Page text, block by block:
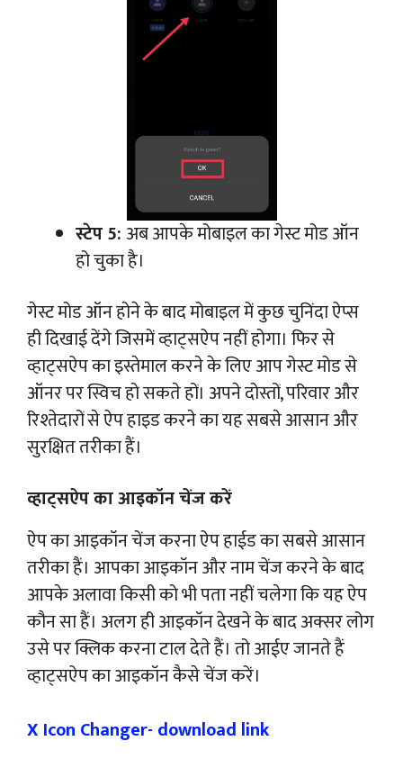
स्टेप 5: अब आपके मोबाइल का गेस्ट मोड ऑन
हो चुका है।
गेस्ट मोड ऑन होने के बाद मोबाइल में कुछ चुनिंदा ऐप्स
ही दिखाई देंगे जिसमें व्हाट्सऐप नहीं होगा। फिर से
व्हाट्सऐप का इस्तेमाल करने के लिए आप गेस्ट मोड से
ऑनर पर स्विच हो सकते हों। अपने दोस्तों, परिवार और
रिश्तेदारों से ऐप हाइड करने का यह सबसे आसान और
सुरक्षित तरीका हैं।
व्हाट्सऐप का आइकॉन चेंज करें
ऐप का आइकॉन चेंज करना ऐप हाईड का सबसे आसान
तरीका हैं। आपका आइकॉन और नाम चेंज करने के बाद
आपके अलावा किसी को भी पता नहीं चलेगा कि यह ऐप
कौन सा हैं। अलग ही आइकॉन देखने के बाद अक्सर लोग
उसे पर क्लिक करना टाल देते हैं। तो आईए जानते हैं
व्हाट्सऐप का आइकॉन कैसे चेंज करें।
X Icon Changer- download link